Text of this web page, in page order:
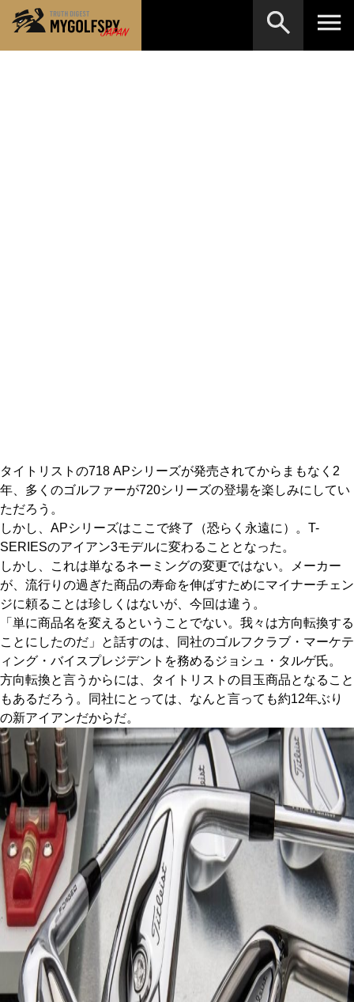
タイトリストの718 APシリーズが発売されてからまもなく2
年、多くのゴルファーが720シリーズの登場を楽しみにしてい
ただろう。
しかし、APシリーズはここで終了（恐らく永遠に）。T-
SERIESのアイアン3モデルに変わることとなった。
しかし、これは単なるネーミングの変更ではない。メーカー
が、流行りの過ぎた商品の寿命を伸ばすためにマイナーチェン
ジに頼ることは珍しくはないが、今回は違う。
「単に商品名を変えるということでない。我々は方向転換する
ことにしたのだ」と話すのは、同社のゴルフクラブ・マーケテ
ィング・バイスプレジデントを務めるジョシュ・タルゲ氏。
方向転換と言うからには、タイトリストの目玉商品となること
もあるだろう。同社にとっては、なんと言っても約12年ぶり
の新アイアンだからだ。
OTHER その他
Editor’s Picks
Our Team 私たちのチーム
Our Mission 私たちの使命
ABOUT US MyGolfSpyJapanとは？